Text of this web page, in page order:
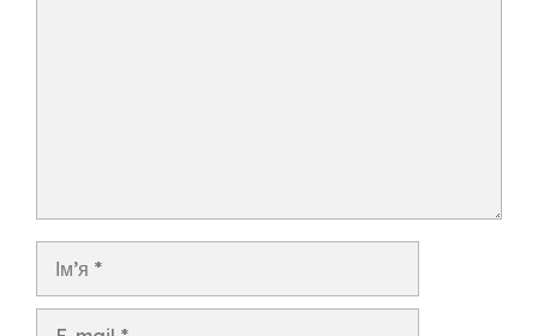
Ім’я